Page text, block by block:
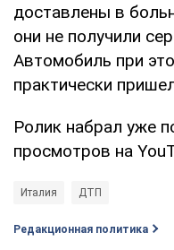
доставлены в
они не получили
Автомобиль при
практически
Ролик набрал уже
просмотров на
Италия ДТП
Редакционная политика